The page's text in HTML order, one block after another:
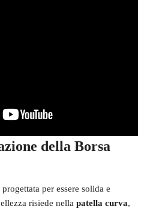
della Borsa
per essere solida e
risiede nella patella curva,